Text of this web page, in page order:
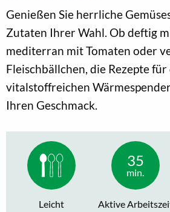
Genießen Sie herrliche
Zutaten Ihrer Wahl. Ob deftig
mediterran mit Tomaten oder
Fleischbällchen, die Rezepte für
vitalstoffreichen
Ihren Geschmack.
Leicht
35
min.
Aktive